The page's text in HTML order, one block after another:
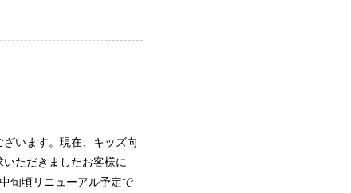
います。現在、キッズ向
ただきましたお客様に
旬頃リニューアル予定で